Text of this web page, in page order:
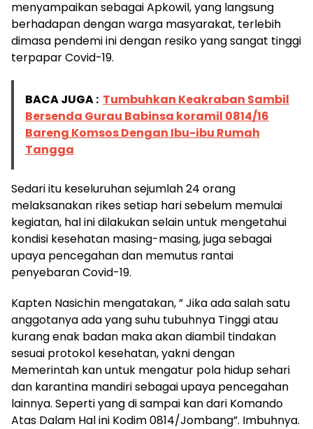
menyampaikan sebagai Apkowil, yang langsung
berhadapan dengan warga masyarakat, terlebih
dimasa pendemi ini dengan resiko yang sangat tinggi
terpapar Covid-19.
BACA JUGA : Tumbuhkan Keakraban Sambil
Bersenda Gurau Babinsa koramil 0814/16
Bareng Komsos Dengan Ibu-ibu Rumah
Tangga
Sedari itu keseluruhan sejumlah 24 orang
melaksanakan rikes setiap hari sebelum memulai
kegiatan, hal ini dilakukan selain untuk mengetahui
kondisi kesehatan masing-masing, juga sebagai
upaya pencegahan dan memutus rantai
penyebaran Covid-19.
Kapten Nasichin mengatakan, ” Jika ada salah satu
anggotanya ada yang suhu tubuhnya Tinggi atau
kurang enak badan maka akan diambil tindakan
sesuai protokol kesehatan, yakni dengan
Memerintah kan untuk mengatur pola hidup sehari
dan karantina mandiri sebagai upaya pencegahan
lainnya. Seperti yang di sampai kan dari Komando
Atas Dalam Hal ini Kodim 0814/Jombang”. Imbuhnya.